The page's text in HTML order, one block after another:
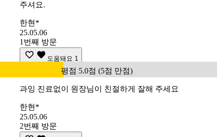
주셔요.
한현*
25.05.06
1번째 방문
도움돼요 1
평점 5.0점 (5점 만점)
과잉 진료없이 원장님이 친절하게 잘해 주세요
한현*
25.05.06
2번째 방문